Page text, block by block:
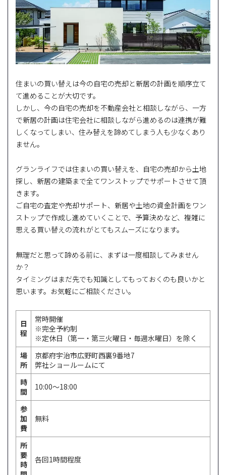
住まいの買い替えは今の自宅の売却と新居の計画を順序立て
て進めることが大切です。
しかし、今の自宅の売却を不動産会社と相談しながら、一方
で新居の計画は住宅会社に相談しながら進めるのは連携が難
しくなってしまい、住み替えを諦めてしまう人も少なくあり
ません。
グランライフでは住まいの買い替えを、自宅の売却から土地
探し、新居の建築まで全てワンストップでサポートさせて頂
きます。
ご自宅の査定や売却サポート、新居や土地の資金計画をワン
ストップで作成し進めていくことで、予算決めなど、複雑に
思える買い替えの流れがとてもスムーズになります。
無理だと思って諦める前に、まずは一度相談してみません
か？
タイミングはまだ先でも知識としてもっておくのも良いかと
思います。お気軽にご相談ください。
日
程
常時開催
※完全予約制
※定休日（第一・第三火曜日・毎週水曜日）を除く
場
所
京都府宇治市広野町西裏9番地7
弊社ショールームにて
時
間
10:00～18:00
参
加
費
無料
所
要
時
各回1時間程度